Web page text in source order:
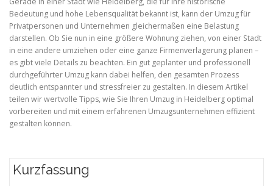
Bedeutung und hohe Lebensqualität bekannt ist, kann der Umzug für
Privatpersonen und Unternehmen gleichermaßen eine Belastung
darstellen. Ob Sie nun in eine größere Wohnung ziehen, von einer Stadt
in eine andere umziehen oder eine ganze Firmenverlagerung planen –
es gibt viele Details zu beachten. Ein gut geplanter und professionell
durchgeführter Umzug kann dabei helfen, den gesamten Prozess
deutlich entspannter und stressfreier zu gestalten. In diesem Artikel
teilen wir wertvolle Tipps, wie Sie Ihren Umzug in Heidelberg optimal
vorbereiten und mit einem erfahrenen Umzugsunternehmen effizient
gestalten können.
Kurzfassung